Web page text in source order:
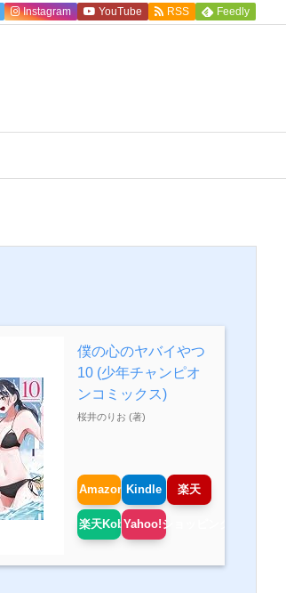
Instagram YouTube RSS Feedly
僕の心のヤバイやつ
10 (少年チャンピオ
ンコミックス)
桜井のりお (著)
Amazon Kindle 楽天
楽天KoboYahoo!ショッピング